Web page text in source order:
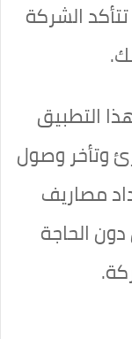
الشركة
التطبيق
وتأخر وصول
مصاريف
الحاجة